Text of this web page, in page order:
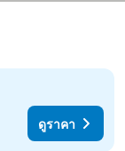
ดูราคา